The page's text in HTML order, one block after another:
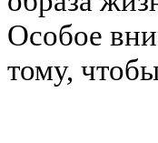
Особое
тому,